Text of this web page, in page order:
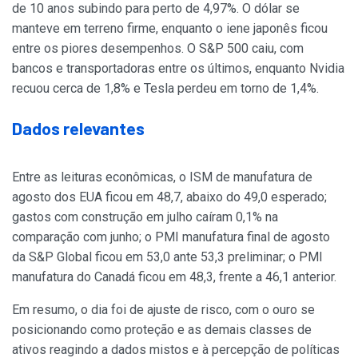
de 10 anos subindo para perto de 4,97%. O dólar se
manteve em terreno firme, enquanto o iene japonês ficou
entre os piores desempenhos. O S&P 500 caiu, com
bancos e transportadoras entre os últimos, enquanto Nvidia
recuou cerca de 1,8% e Tesla perdeu em torno de 1,4%.
Dados relevantes
Entre as leituras econômicas, o ISM de manufatura de
agosto dos EUA ficou em 48,7, abaixo do 49,0 esperado;
gastos com construção em julho caíram 0,1% na
comparação com junho; o PMI manufatura final de agosto
da S&P Global ficou em 53,0 ante 53,3 preliminar; o PMI
manufatura do Canadá ficou em 48,3, frente a 46,1 anterior.
Em resumo, o dia foi de ajuste de risco, com o ouro se
posicionando como proteção e as demais classes de
ativos reagindo a dados mistos e à percepção de políticas